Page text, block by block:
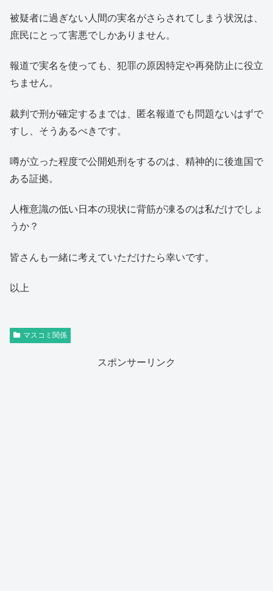
被疑者に過ぎない人間の実名がさらされてしまう状況は、
庶民にとって害悪でしかありません。
報道で実名を使っても、犯罪の原因特定や再発防止に役立
ちません。
裁判で刑が確定するまでは、匿名報道でも問題ないはずで
すし、そうあるべきです。
噂が立った程度で公開処刑をするのは、精神的に後進国で
ある証拠。
人権意識の低い日本の現状に背筋が凍るのは私だけでしょ
うか？
皆さんも一緒に考えていただけたら幸いです。
以上
マスコミ関係
スポンサーリンク